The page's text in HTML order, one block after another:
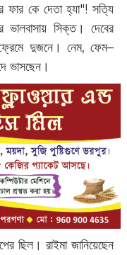
ফার কে দেতা হ্যা"! সত্যি
সিক্ত। দেবের
দুজনে। নেম, ফেম–
ভাসছেন।
ছিল। রাইমা জানিয়েছেন